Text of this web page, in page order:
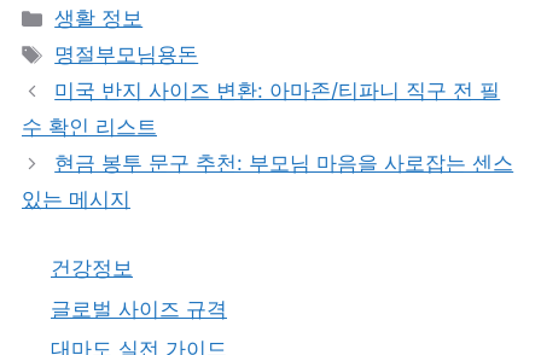
카
테
리
생활 정보
태
그
명절부모님용돈
미국 반지 사이즈 변환: 아마존/티파니 직구 전 필
수 확인 리스트
현금 봉투 문구 추천: 부모님 마음을 사로잡는 센스
있는 메시지
건강정보
글로벌 사이즈 규격
대마도 실전 가이드